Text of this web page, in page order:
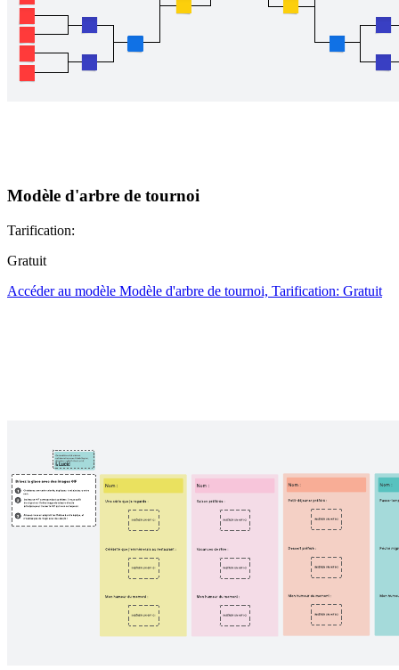
Modèle d'arbre de tournoi
Tarification:
Gratuit
Accéder au modèle Modèle d'arbre de tournoi, Tarification: Gratuit